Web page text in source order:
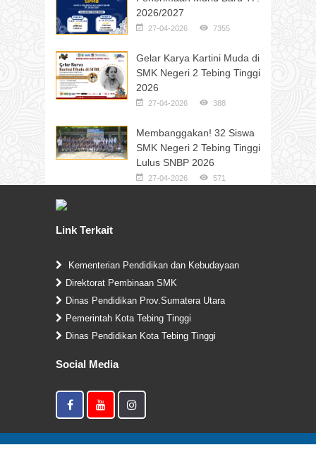
2026/2027
27-04-2026 7355
Gelar Karya Kartini Muda di
SMK Negeri 2 Tebing Tinggi
2026
27-04-2026 388
Membanggakan! 32 Siswa
SMK Negeri 2 Tebing Tinggi
Lulus SNBP 2026
27-04-2026 571
Link Terkait
Kementerian Pendidikan dan Kebudayaan
Direktorat Pembinaan SMK
Dinas Pendidikan Prov.Sumatera Utara
Pemerintah Kota Tebing Tinggi
Dinas Pendidikan Kota Tebing Tinggi
Social Media